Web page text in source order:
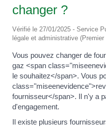
changer ?
Vérifié le 27/01/2025 - Service
légale et administrative
Vous pouvez changer de
gaz <span
le souhaitez</span>. Vous
fournisseur</span>. Il n'y a
d'engagement.
Il existe plusieurs